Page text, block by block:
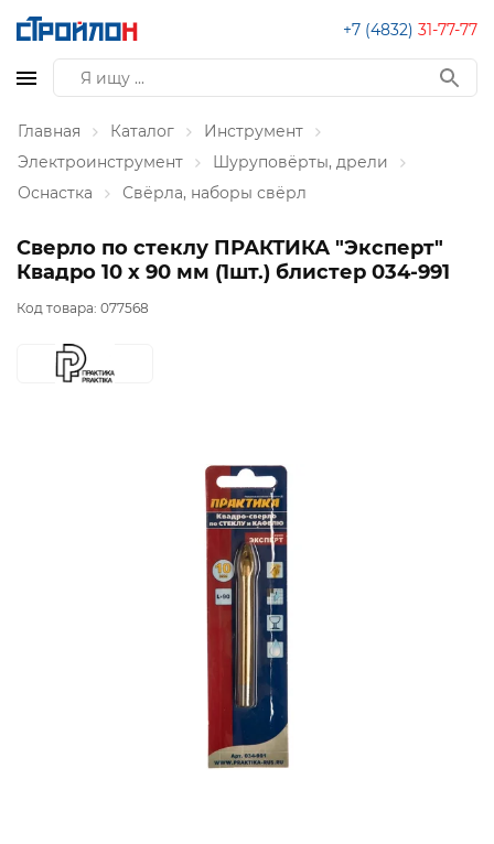
+7 (4832) 31-77-77
Главная Каталог
Инструмент
Электроинструмент
Шуруповёрты, дрели
Оснастка
Свёрла, наборы свёрл
Сверло по стеклу ПРАКТИКА "Эксперт"
Квадро 10 х 90 мм (1шт.) блистер 034-991
Код товара: 077568